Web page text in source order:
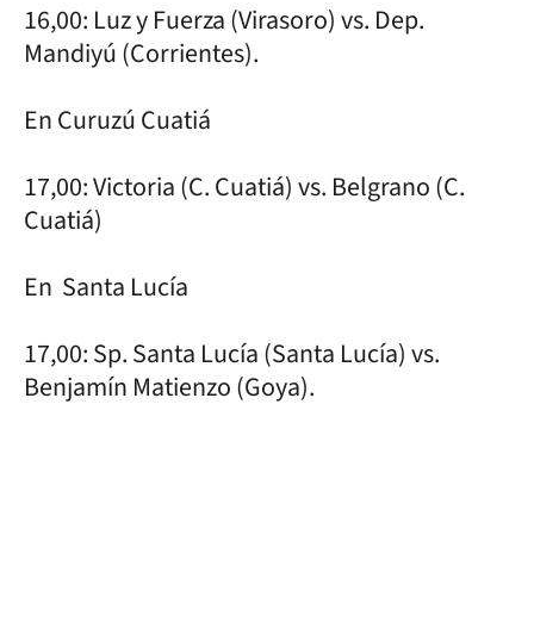
16,00: Luz y Fuerza (Virasoro) vs. Dep.
Mandiyú (Corrientes).
En Curuzú Cuatiá
17,00: Victoria (C. Cuatiá) vs. Belgrano (C.
Cuatiá)
En Santa Lucía
17,00: Sp. Santa Lucía (Santa Lucía) vs.
Benjamín Matienzo (Goya).